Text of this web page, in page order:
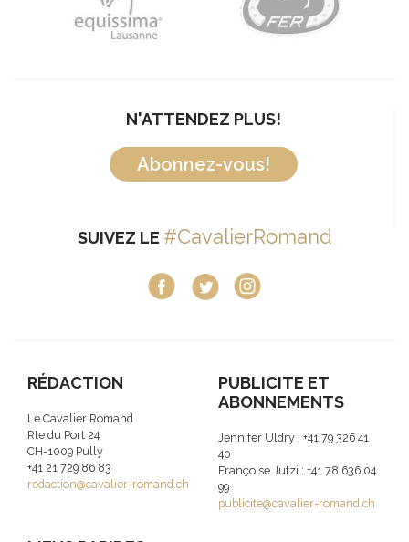
N'ATTENDEZ PLUS!
Abonnez-vous!
SUIVEZ LE #CavalierRomand
RÉDACTION
Le Cavalier Romand
Rte du Port 24
CH-1009 Pully
+41 21 729 86 83
redaction@cavalier-romand.ch
PUBLICITE ET
ABONNEMENTS
Jennifer Uldry : +41 79 326 41
40
Françoise Jutzi : +41 78 636 04
99
publicite@cavalier-romand.ch